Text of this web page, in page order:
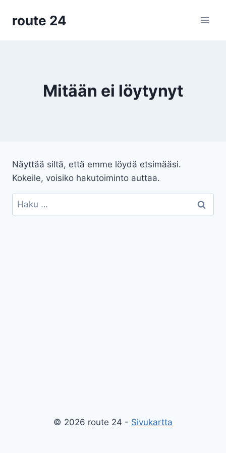
sisältöön
route 24
Mitään ei löytynyt
Näyttää siltä, että emme löydä etsimääsi.
Kokeile, voisiko hakutoiminto auttaa.
Haku:
© 2026 route 24 - Sivukartta